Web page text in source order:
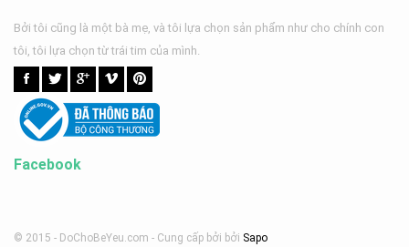
Bởi tôi cũng là một bà mẹ, và tôi lựa chọn sản phẩm như cho chính con
tôi, tôi lựa chọn từ trái tim của mình.
Facebook
© 2015 - DoChoBeYeu.com - Cung cấp bởi bởi Sapo